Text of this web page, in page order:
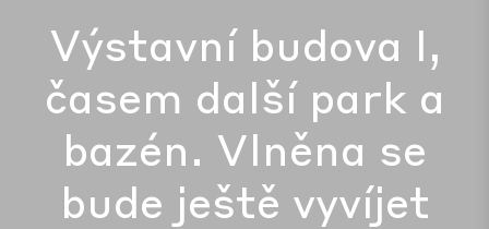
Výstavní budova I,
časem další park a
bazén. Vlněna se
bude ještě vyvíjet